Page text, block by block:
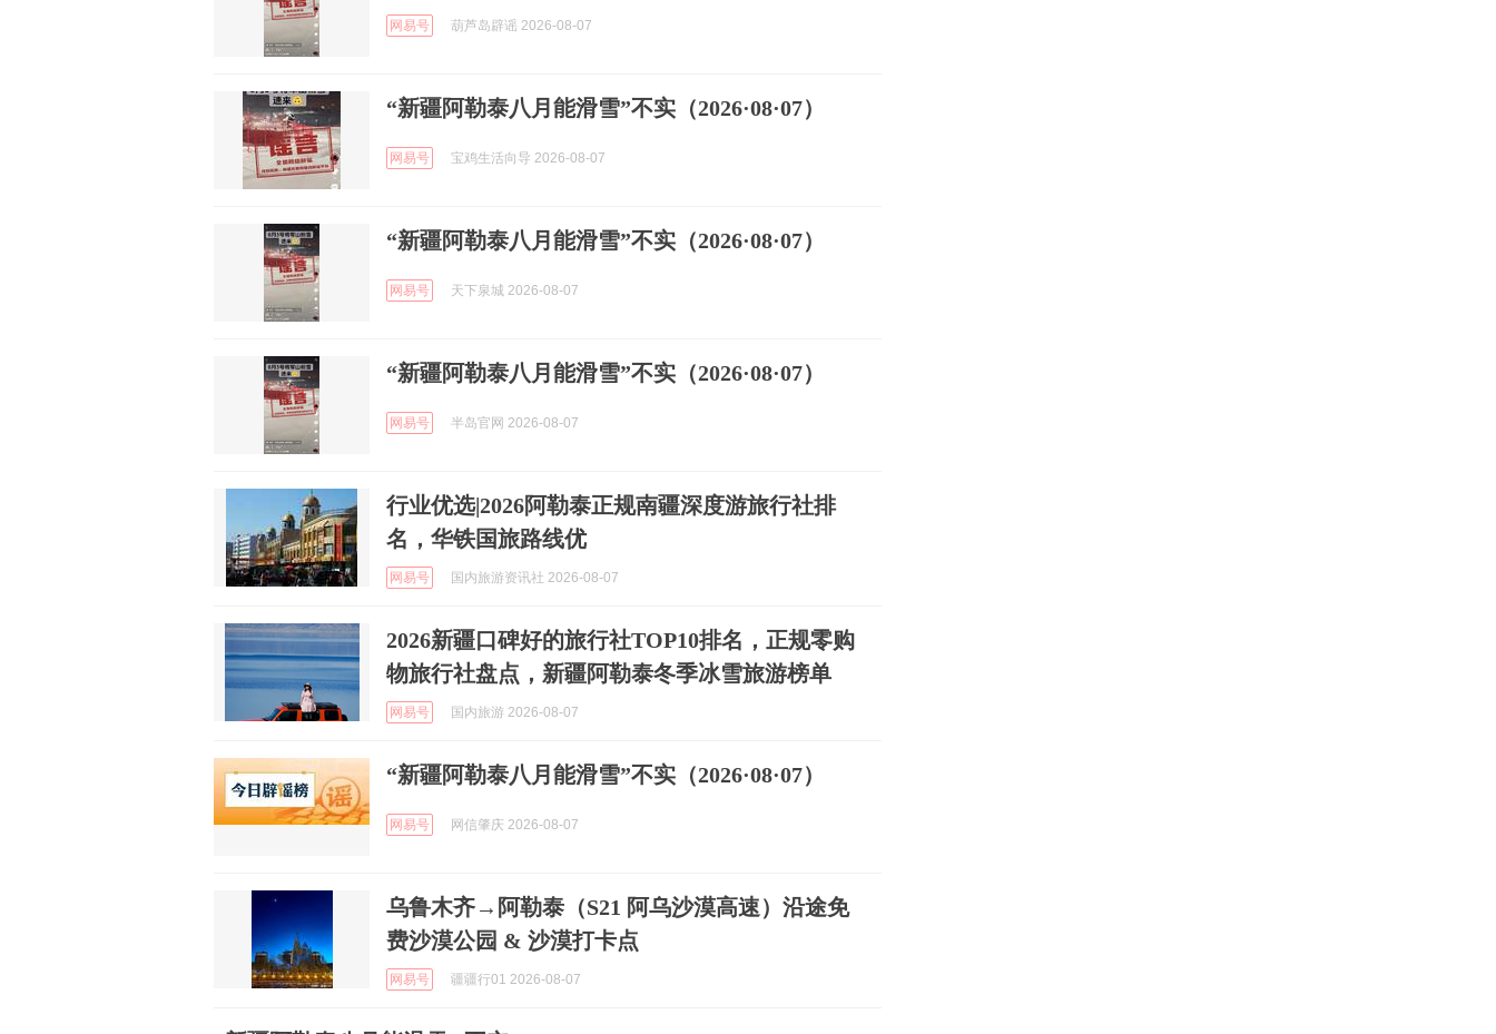
网易号 葫芦岛辟谣 2026-08-07
“新疆阿勒泰八月能滑雪”不实（2026·08·07）
网易号 宝鸡生活向导 2026-08-07
“新疆阿勒泰八月能滑雪”不实（2026·08·07）
网易号 天下泉城 2026-08-07
“新疆阿勒泰八月能滑雪”不实（2026·08·07）
网易号 半岛官网 2026-08-07
行业优选|2026阿勒泰正规南疆深度游旅行社排
名，华铁国旅路线优
网易号 国内旅游资讯社 2026-08-07
2026新疆口碑好的旅行社TOP10排名，正规零购
物旅行社盘点，新疆阿勒泰冬季冰雪旅游榜单
网易号 国内旅游 2026-08-07
“新疆阿勒泰八月能滑雪”不实（2026·08·07）
网易号 网信肇庆 2026-08-07
乌鲁木齐→阿勒泰（S21 阿乌沙漠高速）沿途免
费沙漠公园 & 沙漠打卡点
网易号 疆疆行01 2026-08-07